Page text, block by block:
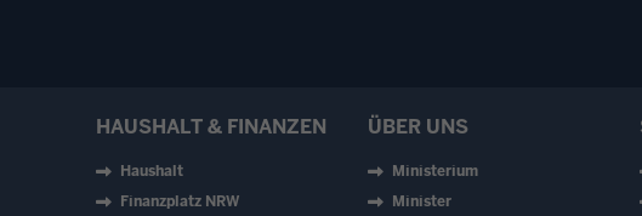
HAUSHALT & FINANZEN
Haushalt
Finanzplatz NRW
ÜBER UNS
Ministerium
Minister